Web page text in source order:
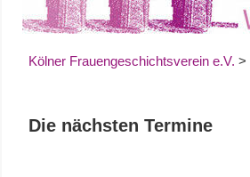
Kölner Frauengeschichtsverein e.V. >
Die nächsten Termine